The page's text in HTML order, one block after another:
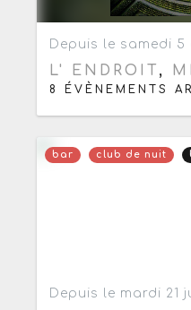
Depuis le samedi 5
L' ENDROIT ,
8 ÉVÈNEMENTS
bar club de nuit
Depuis le mardi 21